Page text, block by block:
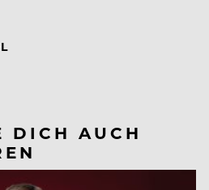
DICH AUCH